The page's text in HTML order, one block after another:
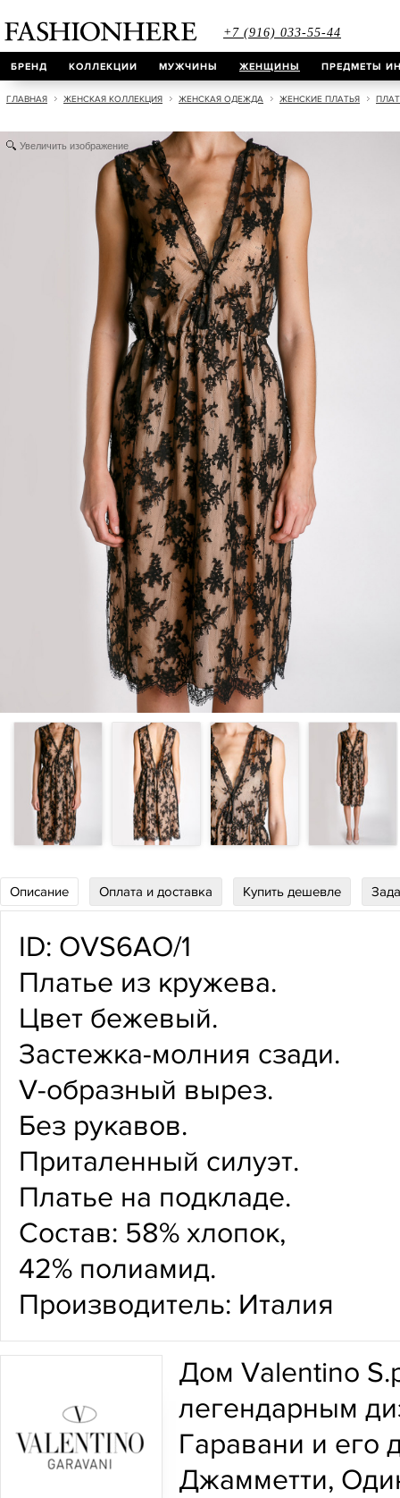
+7 (916) 033-55-44
БРЕНД КОЛЛЕКЦИИ МУЖЧИНЫ ЖЕНЩИНЫ ПРЕДМЕТЫ
ГЛАВНАЯ ЖЕНСКАЯ КОЛЛЕКЦИЯ ЖЕНСКАЯ ОДЕЖДА ЖЕНСКИЕ ПЛАТЬЯ
Увеличить изображение
Описание Оплата и доставка Купить дешевле
ID: OVS6AO/1
Платье из кружева.
Цвет бежевый.
Застежка-молния сзади.
V-образный вырез.
Без рукавов.
Приталенный силуэт.
Платье на подкладе.
Состав: 58% хлопок,
42% полиамид.
Производитель: Италия
Дом Valentino
легендарным
Гаравани и его
Джамметти,